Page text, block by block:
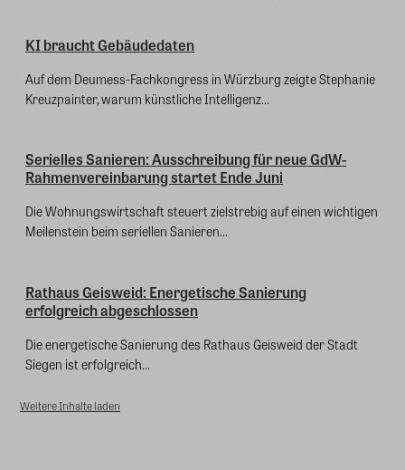
KI braucht Gebäudedaten
Auf dem Deumess-Fachkongress in Würzburg zeigte Stephanie
Kreuzpainter, warum künstliche Intelligenz...
Serielles Sanieren: Ausschreibung für neue GdW-
Rahmenvereinbarung startet Ende Juni
Die Wohnungswirtschaft steuert zielstrebig auf einen wichtigen
Meilenstein beim seriellen Sanieren...
Rathaus Geisweid: Energetische Sanierung
erfolgreich abgeschlossen
Die energetische Sanierung des Rathaus Geisweid der Stadt
Siegen ist erfolgreich...
Weitere Inhalte laden